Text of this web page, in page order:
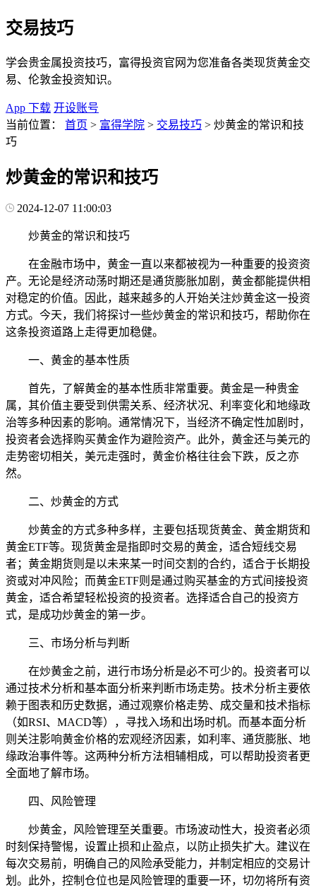
交易技巧
学会贵金属投资技巧，富得投资官网为您准备各类现货黄金交
易、伦敦金投资知识。
App 下载 开设账号
当前位置：
首页 > 富得学院 > 交易技巧 > 炒黄金的常识和技
巧
炒黄金的常识和技巧
2024-12-07 11:00:03
炒黄金的常识和技巧
在金融市场中，黄金一直以来都被视为一种重要的投资资
产。无论是经济动荡时期还是通货膨胀加剧，黄金都能提供相
对稳定的价值。因此，越来越多的人开始关注炒黄金这一投资
方式。今天，我们将探讨一些炒黄金的常识和技巧，帮助你在
这条投资道路上走得更加稳健。
一、黄金的基本性质
首先，了解黄金的基本性质非常重要。黄金是一种贵金
属，其价值主要受到供需关系、经济状况、利率变化和地缘政
治等多种因素的影响。通常情况下，当经济不确定性加剧时，
投资者会选择购买黄金作为避险资产。此外，黄金还与美元的
走势密切相关，美元走强时，黄金价格往往会下跌，反之亦
然。
二、炒黄金的方式
炒黄金的方式多种多样，主要包括现货黄金、黄金期货和
黄金ETF等。现货黄金是指即时交易的黄金，适合短线交易
者；黄金期货则是以未来某一时间交割的合约，适合于长期投
资或对冲风险；而黄金ETF则是通过购买基金的方式间接投资
黄金，适合希望轻松投资的投资者。选择适合自己的投资方
式，是成功炒黄金的第一步。
三、市场分析与判断
在炒黄金之前，进行市场分析是必不可少的。投资者可以
通过技术分析和基本面分析来判断市场走势。技术分析主要依
赖于图表和历史数据，通过观察价格走势、成交量和技术指标
（如RSI、MACD等），寻找入场和出场时机。而基本面分析
则关注影响黄金价格的宏观经济因素，如利率、通货膨胀、地
缘政治事件等。这两种分析方法相辅相成，可以帮助投资者更
全面地了解市场。
四、风险管理
炒黄金，风险管理至关重要。市场波动性大，投资者必须
时刻保持警惕，设置止损和止盈点，以防止损失扩大。建议在
每次交易前，明确自己的风险承受能力，并制定相应的交易计
划。此外，控制仓位也是风险管理的重要一环，切勿将所有资